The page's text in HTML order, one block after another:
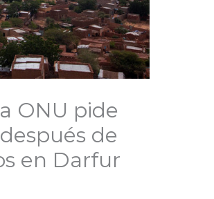
ONU pide
de
en Darfur